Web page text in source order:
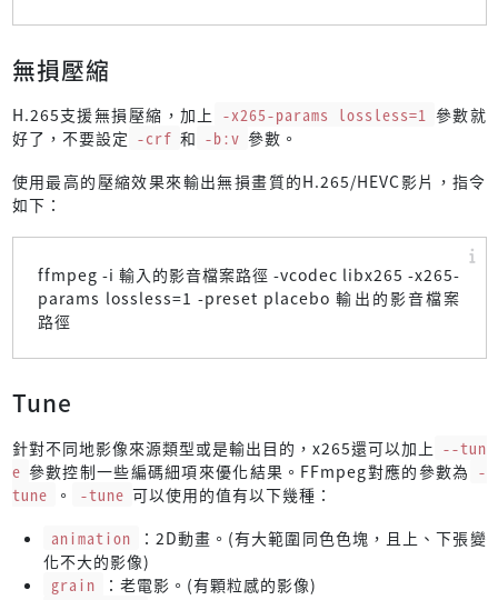
無損壓縮
H.265支援無損壓縮，加上 -x265-params lossless=1 參數就
好了，不要設定 -crf 和 -b:v 參數。
使用最高的壓縮效果來輸出無損畫質的H.265/HEVC影片，指令
如下：
ffmpeg -i 輸入的影音檔案路徑 -vcodec libx265 -x265-
params lossless=1 -preset placebo 輸出的影音檔案
路徑
Tune
針對不同地影像來源類型或是輸出目的，x265還可以加上 --tun
e 參數控制一些編碼細項來優化結果。FFmpeg對應的參數為 -
tune
。 -tune 可以使用的值有以下幾種：
animation
：2D動畫。(有大範圍同色色塊，且上、下張變
化不大的影像)
grain
：老電影。(有顆粒感的影像)